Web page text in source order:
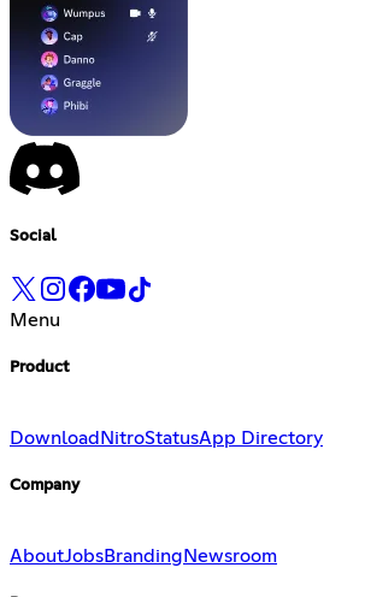
Social
Menu
Product
Download NitroStatusApp Directory
Company
AboutJobsBranding Newsroom